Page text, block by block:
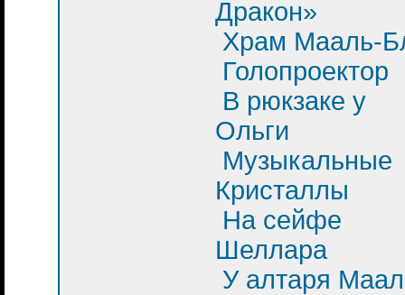
Дракон»
Храм Мааль-
Голопроектор
В рюкзаке у
Ольги
Музыкальные
Кристаллы
На сейфе
Шеллара
У алтаря